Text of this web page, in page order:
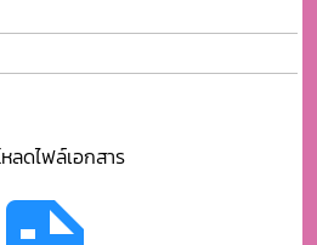
ลดไฟล์เอกสาร